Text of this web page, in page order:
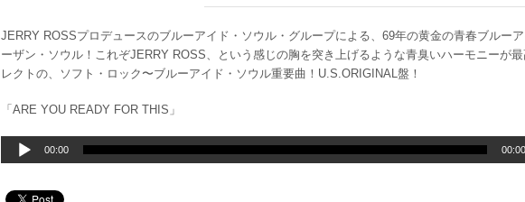
JERRY ROSSプロデュースのブルーアイド・ソウル・グループによる、69年の黄金の青春ブルー
ーザン・ソウル！これぞJERRY ROSS、という感じの胸を突き上げるような青臭いハーモニーが
レクトの、ソフト・ロック〜ブルーアイド・ソウル重要曲！U.S.ORIGINAL盤！
「ARE YOU READY FOR THIS」
声
00:00 00:00